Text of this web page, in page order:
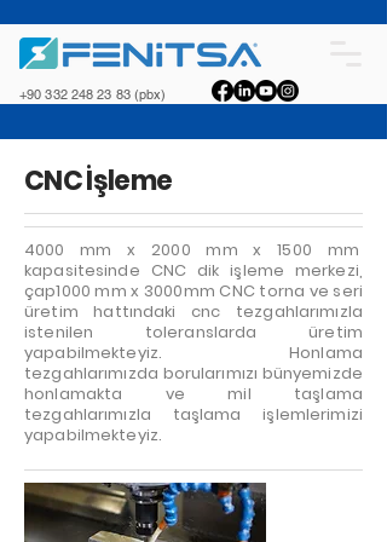
+90 332 248 23 83(pbx)
CNC İşleme
4000 mm x 2000 mm x 1500 mm
kapasitesinde CNC dik işleme merkezi,
çap1000 mm x 3000mm CNC torna ve seri
üretim hattındaki cnc tezgahlarımızla
istenilen toleranslarda üretim
yapabilmekteyiz. Honlama
tezgahlarımızda borularımızı bünyemizde
honlamakta ve mil taşlama
tezgahlarımızla taşlama işlemlerimizi
yapabilmekteyiz.